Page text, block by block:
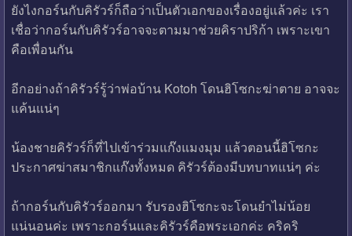
ยังไงกอร์นกับคิรัวร์ก็ถือว่าเป็นตัวเอกของเรื่องอยู่แล้วค่ะ เรา
เชื่อว่ากอร์นกับคิรัวร์อาจจะตามมาช่วยคิราปริก้า เพราะเขา
คือเพื่อนกัน
อีกอย่างถ้าคิรัวร์รู้ว่าพ่อบ้าน Kotoh โดนฮิโซกะฆ่าตาย อาจจะ
แค้นแน่ๆ
น้องชายคิรัวร์ก็ที่ไปเข้าร่วมแก๊งแมงมุม แล้วตอนนี้ฮิโซกะ
ประกาศฆ่าสมาชิกแก๊งทั้งหมด คิรัวร์ต้องมีบทบาทแน่ๆ ค่ะ
ถ้ากอร์นกับคิรัวร์ออกมา รับรองฮิโซกะจะโดนยำไม่น้อย
แน่นอนค่ะ เพราะกอร์นและคิรัวร์คือพระเอกค่ะ คริคริ